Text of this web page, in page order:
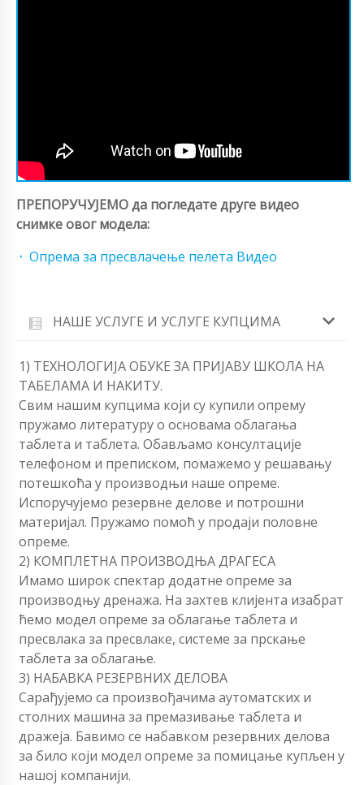
ПРЕПОРУЧУЈЕМО да погледате друге видео
снимке овог модела:
Опрема за пресвлачење пелета Видео
НАШЕ УСЛУГЕ И УСЛУГЕ КУПЦИМА
1) ТЕХНОЛОГИЈА ОБУКЕ ЗА ПРИЈАВУ ШКОЛА НА
ТАБЕЛАМА И НАКИТУ.
Свим нашим купцима који су купили опрему
пружамо литературу о основама облагања
таблета и таблета. Обављамо консултације
телефоном и преписком, помажемо у решавању
потешкоћа у производњи наше опреме.
Испоручујемо резервне делове и потрошни
материјал. Пружамо помоћ у продаји половне
опреме.
2) КОМПЛЕТНА ПРОИЗВОДЊА ДРАГЕСА
Имамо широк спектар додатне опреме за
производњу дренажа. На захтев клијента изабрат
ћемо модел опреме за облагање таблета и
пресвлака за пресвлаке, системе за прскање
таблета за облагање.
3) НАБАВКА РЕЗЕРВНИХ ДЕЛОВА
Сарађујемо са произвођачима аутоматских и
столних машина за премазивање таблета и
дражеја. Бавимо се набавком резервних делова
за било који модел опреме за помицање купљен у
нашој компанији.